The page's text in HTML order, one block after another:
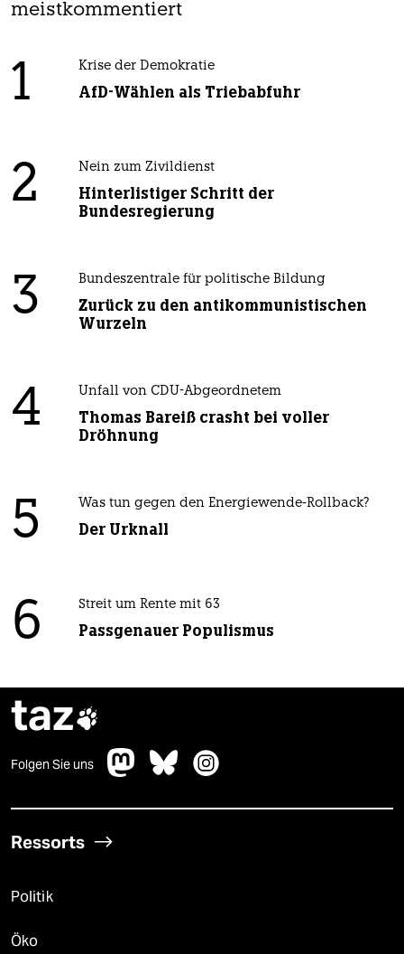
meistkommentiert
1 Krise der Demokratie
AfD-Wählen als Triebabfuhr
2 Nein zum Zivildienst
Hinterlistiger Schritt der
Bundesregierung
3 Bundeszentrale für politische Bildung
Zurück zu den antikommunistischen
Wurzeln
4 Unfall von CDU-Abgeordnetem
Thomas Bareiß crasht bei voller
Dröhnung
5 Was tun gegen den Energiewende-Rollback?
Der Urknall
6 Streit um Rente mit 63
Passgenauer Populismus
taz
Folgen Sie uns
Ressorts
Politik
Öko